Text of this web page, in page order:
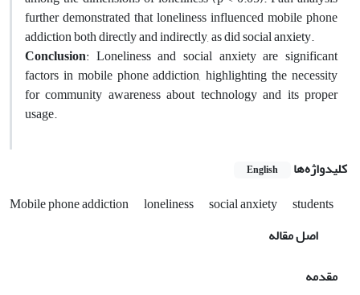
further demonstrated that loneliness influenced mobile phone
addiction both directly and indirectly, as did social anxiety.
Conclusion: Loneliness and social anxiety are significant
factors in mobile phone addiction, highlighting the necessity
for community awareness about technology and its proper
usage.
کلیدواژه‌ها English
Mobile phone addiction loneliness social anxiety
students
اصل مقاله
مقدمه